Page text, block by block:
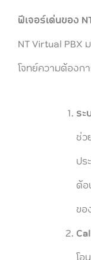
ฟีเจอร์เด่นของ
NT Virtual PBX
โจทย์ความต้องก
ระ
ช่ว
ปร
ต้อ
ข
โอ